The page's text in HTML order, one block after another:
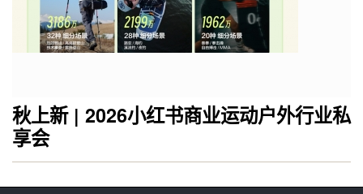
秋上新 | 2026小红书商业运动户外行业私
享会